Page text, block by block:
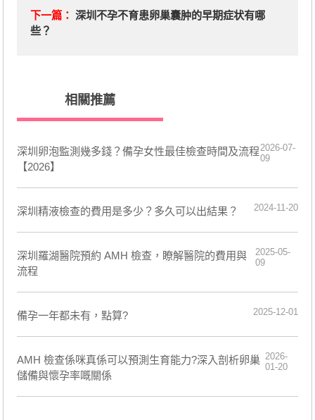
下一篇： 深圳不孕不育患卵巢囊肿的早期症状有哪
些？
相關推薦
深圳卵泡監測幾多錢？備孕女性最佳檢查時間及流程
【2026】
2026-07-
09
深圳精液檢查的費用是多少？多久可以出結果？ 2024-11-20
深圳羅湖醫院預約 AMH 檢查，瞭解醫院的費用與
流程
2025-05-
09
備孕一年都未有，點算? 2025-12-01
AMH 檢查係咪真係可以預測生育能力?深入剖析卵巢
儲備與懷孕率嘅關係
2026-
01-20